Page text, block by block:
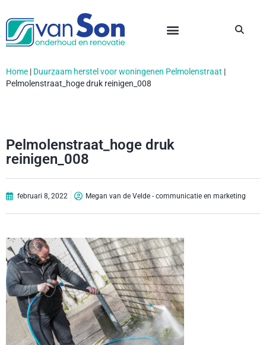
Home | Duurzaam herstel voor woningenen Pelmolenstraat |
Pelmolenstraat_hoge druk reinigen_008
Pelmolenstraat_hoge druk
reinigen_008
februari 8, 2022 Megan van de Velde - communicatie en marketing